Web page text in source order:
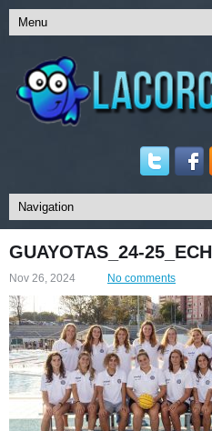
GUAYOTAS_24-
Nov 26, 2024 No comments